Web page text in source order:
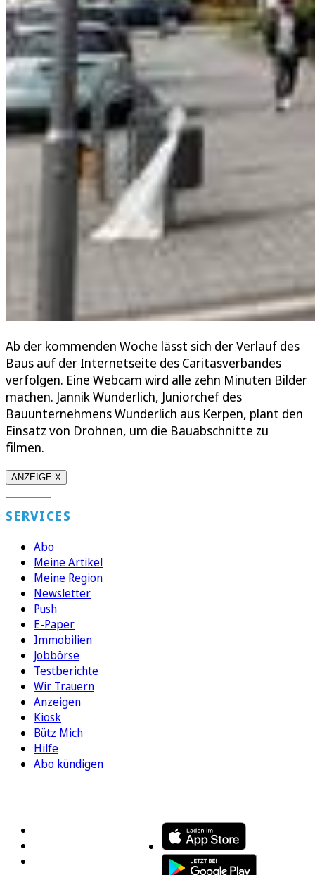
Ab der kommenden Woche lässt sich der Verlauf des
Baus auf der Internetseite des Caritasverbandes
verfolgen. Eine Webcam wird alle zehn Minuten Bilder
machen. Jannik Wunderlich, Juniorchef des
Bauunternehmens Wunderlich aus Kerpen, plant den
Einsatz von Drohnen, um die Bauabschnitte zu
filmen.
ANZEIGE X
SERVICES
Abo
Meine Artikel
Meine Region
Newsletter
Push
E-Paper
Immobilien
Jobbörse
Testberichte
Wir Trauern
Anzeigen
Kiosk
Bütz Mich
Hilfe
Abo kündigen